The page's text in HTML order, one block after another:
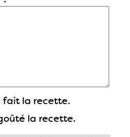
la recette.
la recette.